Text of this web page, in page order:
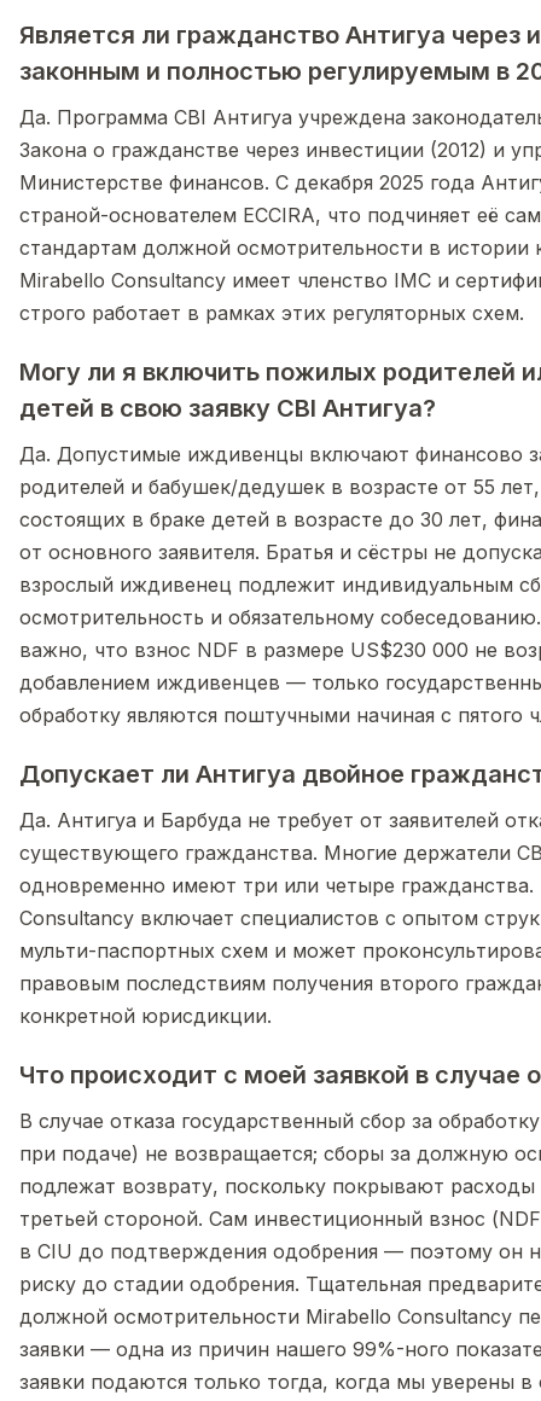
Является ли гражданство Антигуа через
законным и полностью регулируемым в
Да. Программа CBI Антигуа учреждена
Закона о гражданстве через инвестиции (2012) и
Министерстве финансов. С декабря 2025 года
страной-основателем ECCIRA, что подчиняет её
стандартам должной осмотрительности в истории
Mirabello Consultancy имеет членство IMC и
строго работает в рамках этих регуляторных схем.
Могу ли я включить пожилых родителей
детей в свою заявку CBI Антигуа?
Да. Допустимые иждивенцы включают финансово
родителей и бабушек/дедушек в возрасте от 55
состоящих в браке детей в возрасте до 30 лет,
от основного заявителя. Братья и сёстры не
взрослый иждивенец подлежит индивидуальным
осмотрительность и обязательному
важно, что взнос NDF в размере US$230 000 не
добавлением иждивенцев — только
обработку являются поштучными начиная с пятого
Допускает ли Антигуа двойное
Да. Антигуа и Барбуда не требует от заявителей
существующего гражданства. Многие держатели
одновременно имеют три или четыре
Consultancy включает специалистов с опытом
мульти-паспортных схем и может
правовым последствиям получения второго
конкретной юрисдикции.
Что происходит с моей заявкой в случае
В случае отказа государственный сбор за
при подаче) не возвращается; сборы за должную
подлежат возврату, поскольку покрывают расходы
третьей стороной. Сам инвестиционный взнос
в CIU до подтверждения одобрения — поэтому он
риску до стадии одобрения. Тщательная
должной осмотрительности Mirabello Consultancy
заявки — одна из причин нашего 99%-ного
заявки подаются только тогда, когда мы уверены в